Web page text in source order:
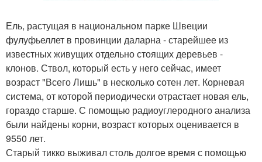
Ель, растущая в национальном парке Швеции
фулуфьеллет в провинции даларна - старейшее из
известных живущих отдельно стоящих деревьев -
клонов. Ствол, который есть у него сейчас, имеет
возраст "Всего Лишь" в несколько сотен лет. Корневая
система, от которой периодически отрастает новая ель,
гораздо старше. С помощью радиоуглеродного анализа
были найдены корни, возраст которых оценивается в
9550 лет.
Старый тикко выживал столь долгое время с помощью